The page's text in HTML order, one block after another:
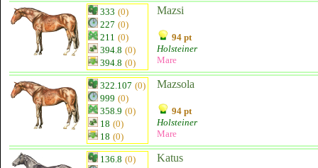
333 (0)
227 (0)
211 (0)
394.8 (0)
394.8 (0)
Mazsi
94 pt
Holsteiner
Mare
322.107 (0)
999 (0)
358.9 (0)
18 (0)
18 (0)
Mazsola
94 pt
Holsteiner
Mare
136.8 (0)
Katus